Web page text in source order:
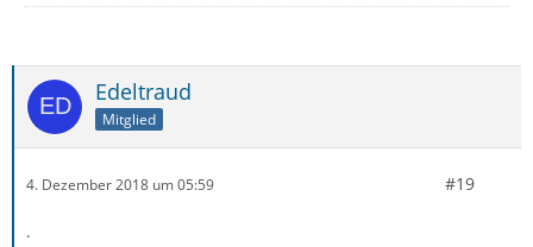
Edeltraud
Mitglied
4. Dezember 2018 um 05:59 #19
.